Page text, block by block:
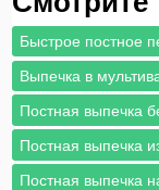
Быстрое постное
Выпечка в
Постная выпечка
Постная выпечка
Постная выпечка